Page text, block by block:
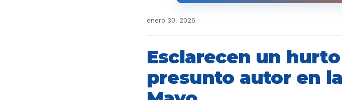
enero 30, 2026
Esclarecen un
presunto autor en